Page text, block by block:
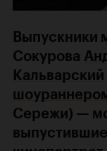
Выпускники
Сокурова
Кальварский
Сережи) —